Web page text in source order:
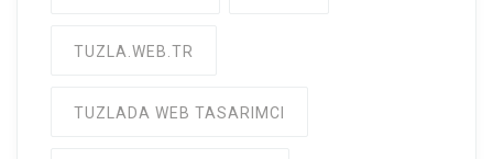
TUZLA.WEB.TR
TUZLADA WEB TASARIMCI